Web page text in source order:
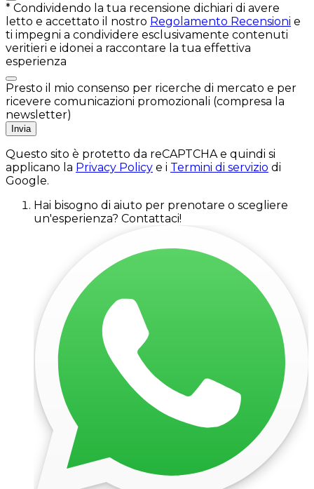
* Condividendo la tua recensione dichiari di avere
letto e accettato il nostro Regolamento Recensioni e
ti impegni a condividere esclusivamente contenuti
veritieri e idonei a raccontare la tua effettiva
esperienza
Presto il mio consenso per ricerche di mercato e per
ricevere comunicazioni promozionali (compresa la
newsletter)
Invia
Questo sito è protetto da reCAPTCHA e quindi si
applicano la Privacy Policy e i Termini di servizio di
Google.
Hai bisogno di aiuto per prenotare o scegliere
un'esperienza? Contattaci!